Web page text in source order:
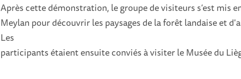
Après cette démonstration, le groupe de visiteurs s’est mis
Meylan pour découvrir les paysages de la forêt landaise et
Les
participants étaient ensuite conviés à visiter le Musée du